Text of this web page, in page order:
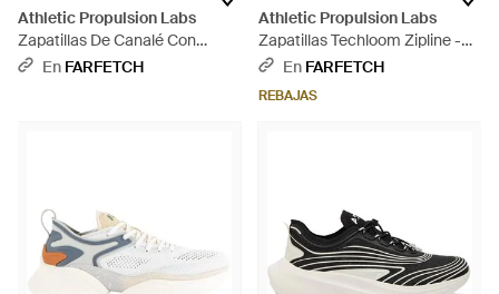
Athletic Propulsion Labs
Zapatillas De Canalé Con
Cordones - Blanco
En FARFETCH
Athletic Propulsion Labs
Zapatillas Techloom Zipline -
Negro
En FARFETCH
REBAJAS